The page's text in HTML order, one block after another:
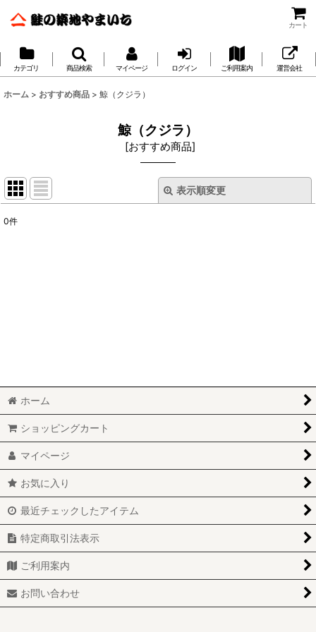
カート
カテゴリ 商品検索 マイページ ログイン ご利用案内 運営会社
ホーム > おすすめ商品 > 鯨（クジラ）
鯨（クジラ）
[おすすめ商品]
表示順変更
0件
ホーム
ショッピングカート
マイページ
お気に入り
最近チェックしたアイテム
特定商取引法表示
ご利用案内
お問い合わせ